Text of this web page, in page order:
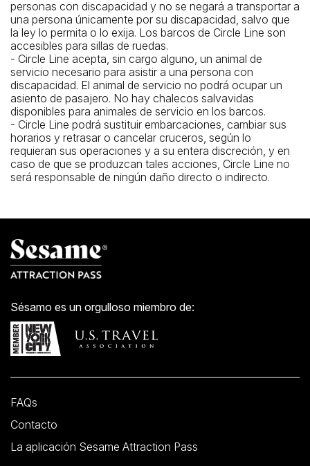
personas con discapacidad y no se negará a transportar a
una persona únicamente por su discapacidad, salvo que
la ley lo permita o lo exija. Los barcos de Circle Line son
accesibles para sillas de ruedas.
- Circle Line acepta, sin cargo alguno, un animal de
servicio necesario para asistir a una persona con
discapacidad. El animal de servicio no podrá ocupar un
asiento de pasajero. No hay chalecos salvavidas
disponibles para animales de servicio en los barcos.
- Circle Line podrá sustituir embarcaciones, cambiar sus
horarios y retrasar o cancelar cruceros, según lo
requieran sus operaciones y a su entera discreción, y en
caso de que se produzcan tales acciones, Circle Line no
será responsable de ningún daño directo o indirecto.
Sésamo es un orgulloso miembro de:
FAQs
Contacto
La aplicación Sesame Attraction Pass